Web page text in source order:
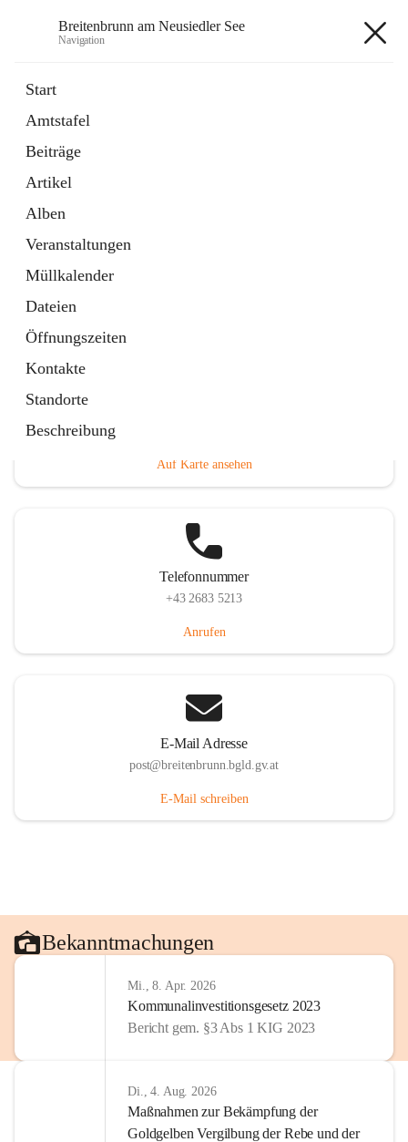
Breitenbrunn am Neusiedler See
Navigation
Start
Amtstafel
Beiträge
Artikel
Alben
Veranstaltungen
Müllkalender
Dateien
Öffnungszeiten
Kontakte
Standorte
Beschreibung
18 Schnellzugriffe
Gemeindeservice
Auf Karte ansehen
Telefonnummer
+43 2683 5213
Anrufen
E-Mail Adresse
post@breitenbrunn.bgld.gv.at
E-Mail schreiben
Bekanntmachungen
Mi., 8. Apr. 2026
Kommunalinvestitionsgesetz 2023
Bericht gem. §3 Abs 1 KIG 2023
Di., 4. Aug. 2026
Maßnahmen zur Bekämpfung der
Goldgelben Vergilbung der Rebe und der